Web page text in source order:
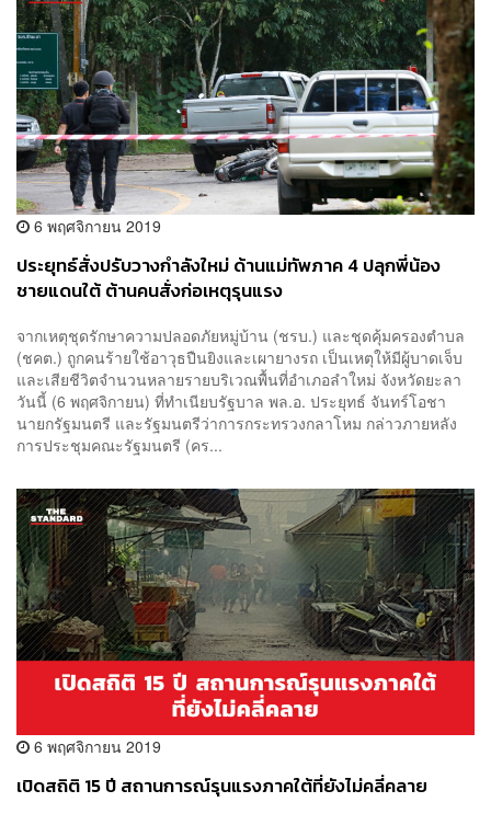
6 พฤศจิกายน 2019
ประยุทธ์สั่งปรับวางกำลังใหม่ ด้านแม่ทัพภาค 4 ปลุกพี่น้อง
ชายแดนใต้ ต้านคนสั่งก่อเหตุรุนแรง
จากเหตุชุดรักษาความปลอดภัยหมู่บ้าน (ชรบ.) และชุดคุ้มครองตำบล
(ชคต.) ถูกคนร้ายใช้อาวุธปืนยิงและเผายางรถ เป็นเหตุให้มีผู้บาดเจ็บ
และเสียชีวิตจำนวนหลายรายบริเวณพื้นที่อำเภอลำใหม่ จังหวัดยะลา
วันนี้ (6 พฤศจิกายน) ที่ทำเนียบรัฐบาล พล.อ. ประยุทธ์ จันทร์โอชา
นายกรัฐมนตรี และรัฐมนตรีว่าการกระทรวงกลาโหม กล่าวภายหลัง
การประชุมคณะรัฐมนตรี (คร...
6 พฤศจิกายน 2019
เปิดสถิติ 15 ปี สถานการณ์รุนแรงภาคใต้ที่ยังไม่คลี่คลาย